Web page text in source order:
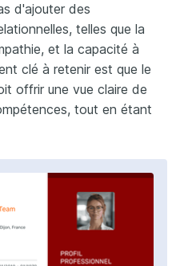
d'ajouter des
telles que la
et la capacité à
clé à retenir est que le
offrir une vue claire de
tout en étant